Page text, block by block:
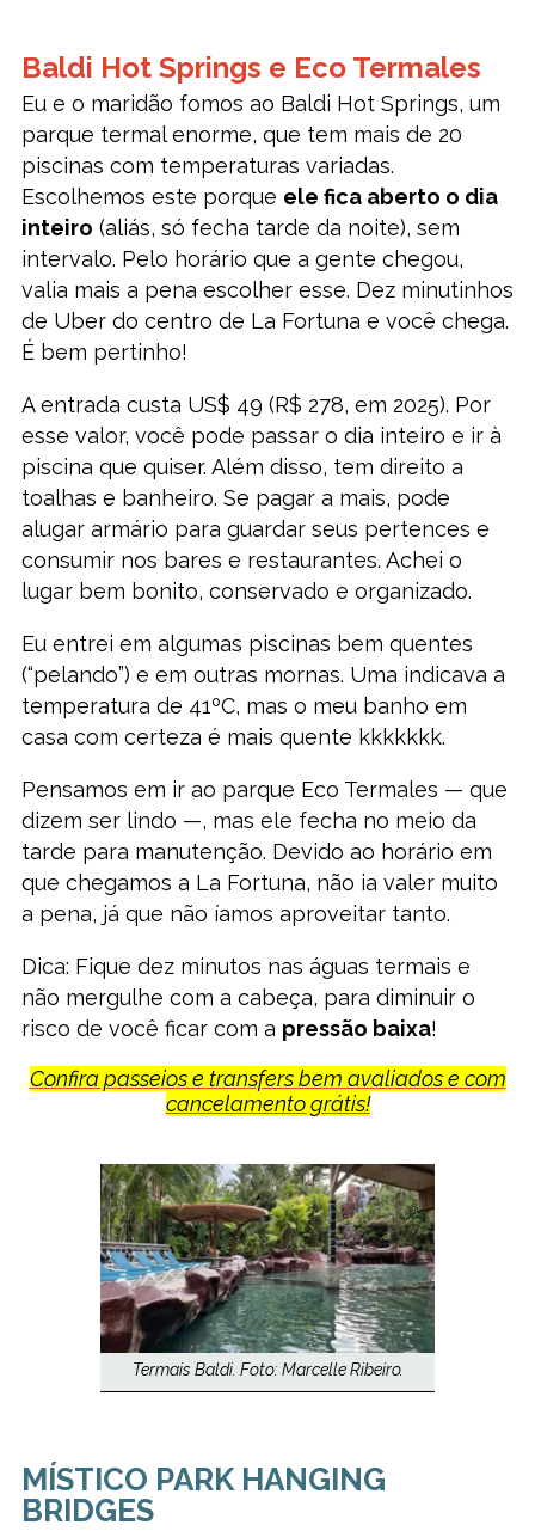
Baldi Hot Springs e Eco Termales
Eu e o maridão fomos ao Baldi Hot Springs, um
parque termal enorme, que tem mais de 20
piscinas com temperaturas variadas.
Escolhemos este porque ele fica aberto o dia
inteiro (aliás, só fecha tarde da noite), sem
intervalo. Pelo horário que a gente chegou,
valia mais a pena escolher esse. Dez minutinhos
de Uber do centro de La Fortuna e você chega.
É bem pertinho!
A entrada custa US$ 49 (R$ 278, em 2025). Por
esse valor, você pode passar o dia inteiro e ir à
piscina que quiser. Além disso, tem direito a
toalhas e banheiro. Se pagar a mais, pode
alugar armário para guardar seus pertences e
consumir nos bares e restaurantes. Achei o
lugar bem bonito, conservado e organizado.
Eu entrei em algumas piscinas bem quentes
(“pelando”) e em outras mornas. Uma indicava a
temperatura de 41ºC, mas o meu banho em
casa com certeza é mais quente kkkkkkk.
Pensamos em ir ao parque Eco Termales — que
dizem ser lindo —, mas ele fecha no meio da
tarde para manutenção. Devido ao horário em
que chegamos a La Fortuna, não ia valer muito
a pena, já que não íamos aproveitar tanto.
Dica: Fique dez minutos nas águas termais e
não mergulhe com a cabeça, para diminuir o
risco de você ficar com a pressão baixa!
Confira passeios e transfers bem avaliados e com
cancelamento grátis!
Termais Baldi. Foto: Marcelle Ribeiro.
MÍSTICO PARK HANGING
BRIDGES